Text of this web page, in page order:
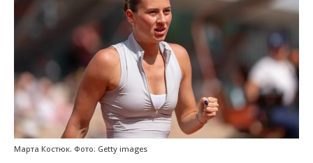
Марта Костюк. Фото: Getty images